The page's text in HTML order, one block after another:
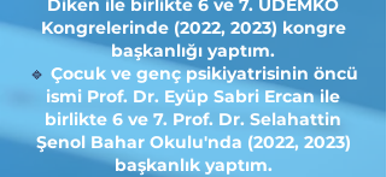
Diken ile birlikte 6 ve 7. UDEMKO
Kongrelerinde (2022, 2023) kongre
başkanlığı yaptım.
🔹 Çocuk ve genç psikiyatrisinin öncü
ismi Prof. Dr. Eyüp Sabri Ercan ile
birlikte 6 ve 7. Prof. Dr. Selahattin
Şenol Bahar Okulu'nda (2022, 2023)
başkanlık yaptım.